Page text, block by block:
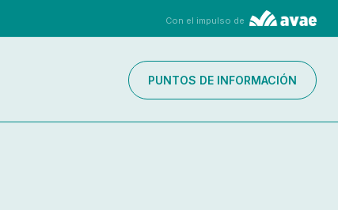
Con el impulso de
PUNTOS DE INFORMACIÓN